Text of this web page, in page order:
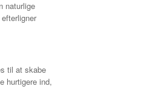
naturlige
til at skabe
hurtigere ind,